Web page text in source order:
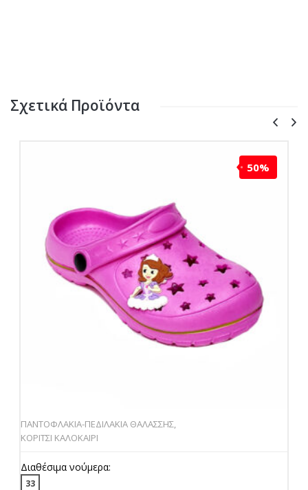
Σχετικά Προϊόντα
50%
ΠΑΝΤΟΦΛΑΚΙΑ-ΠΕΔΙΛΑΚΙΑ ΘΑΛΑΣΣΗΣ,
ΚΟΡΙΤΣΙ ΚΑΛΟΚΑΙΡΙ
Διαθέσιμα νούμερα:
33